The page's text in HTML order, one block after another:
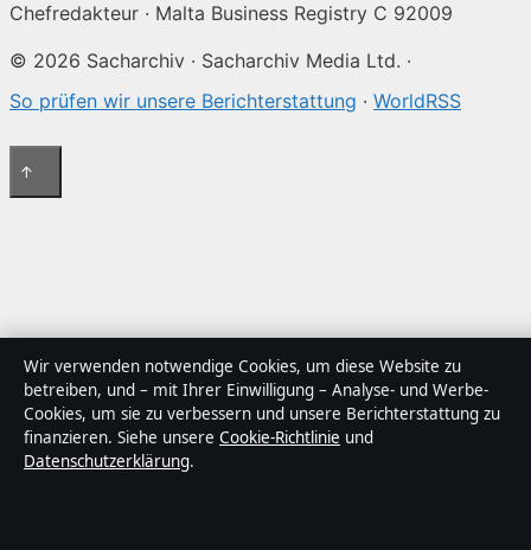
Chefredakteur · Malta Business Registry C 92009
© 2026 Sacharchiv · Sacharchiv Media Ltd. ·
So prüfen wir unsere Berichterstattung · WorldRSS
Wir verwenden notwendige Cookies, um diese Website zu
betreiben, und – mit Ihrer Einwilligung – Analyse- und Werbe-
Cookies, um sie zu verbessern und unsere Berichterstattung zu
finanzieren. Siehe unsere Cookie-Richtlinie und
Datenschutzerklärung.
↑